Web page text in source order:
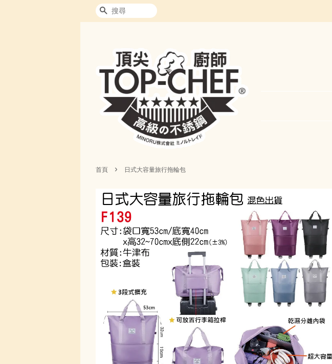
搜尋
首頁 › 日式大容量旅行拖輪包